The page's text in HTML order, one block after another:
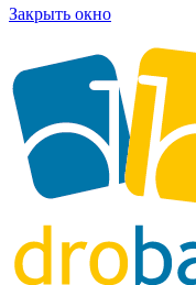
Закрыть окно